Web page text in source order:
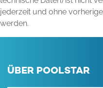
jederzeit und ohne
werden.
ÜBER POOLSTAR